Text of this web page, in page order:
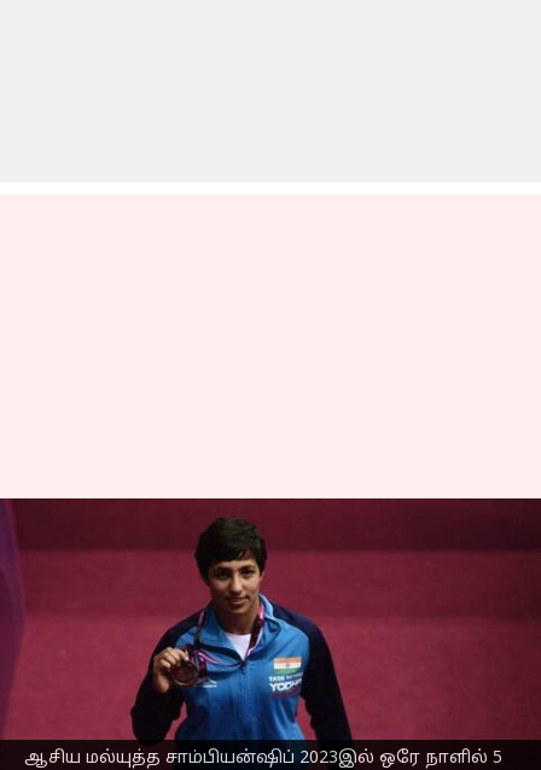
ஆசிய மல்யுத்த சாம்பியன்ஷிப் 2023இல் ஒரே நாளில் 5
ஆசிய மல்யுத்த
சாம்பியன்ஷிப் 2023 : ஒரே
நாளில் 5 பதக்கங்களை
கைப்பற்றிய இந்திய
மகளிர் அணி
Sekar Chinnappan Apr 13, 2023